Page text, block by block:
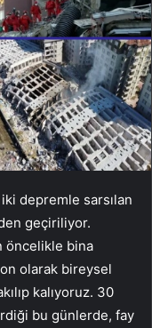
depremle sarsılan
geçiriliyor.
öncelikle bina
olarak bireysel
kalıyoruz. 30
bu günlerde, fay